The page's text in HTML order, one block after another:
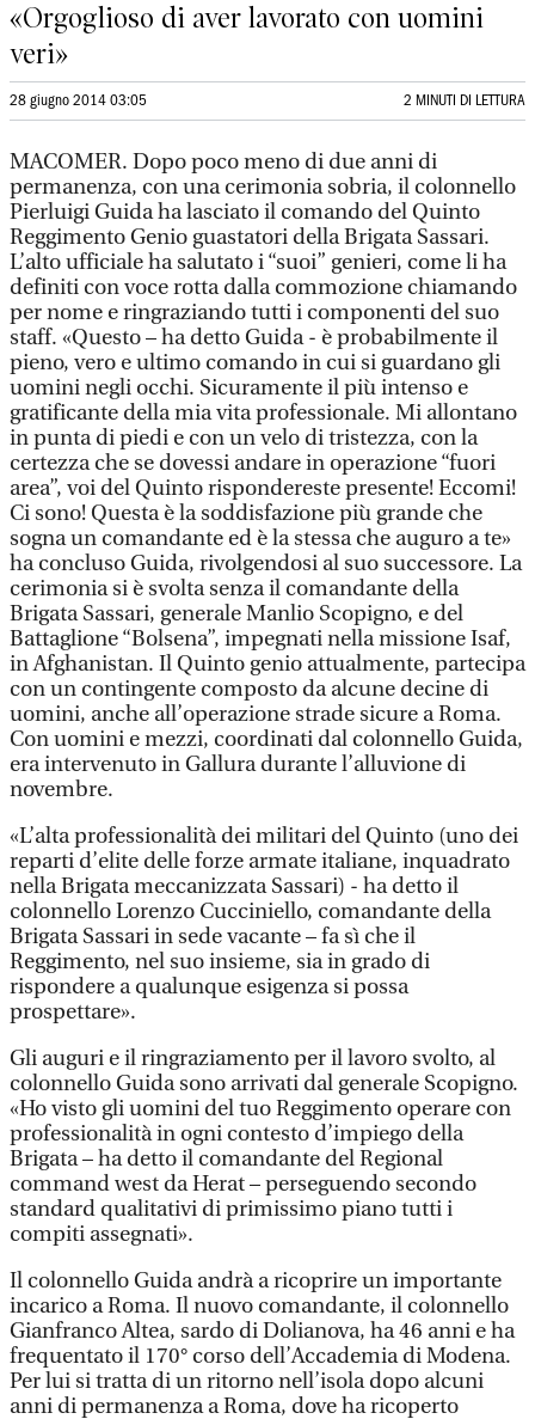
«Orgoglioso di aver lavorato con uomini
veri»
28 giugno 2014 03:05 2 MINUTI DI LETTURA
MACOMER. Dopo poco meno di due anni di
permanenza, con una cerimonia sobria, il colonnello
Pierluigi Guida ha lasciato il comando del Quinto
Reggimento Genio guastatori della Brigata Sassari.
L’alto ufficiale ha salutato i “suoi” genieri, come li ha
definiti con voce rotta dalla commozione chiamando
per nome e ringraziando tutti i componenti del suo
staff. «Questo – ha detto Guida - è probabilmente il
pieno, vero e ultimo comando in cui si guardano gli
uomini negli occhi. Sicuramente il più intenso e
gratificante della mia vita professionale. Mi allontano
in punta di piedi e con un velo di tristezza, con la
certezza che se dovessi andare in operazione “fuori
area”, voi del Quinto rispondereste presente! Eccomi!
Ci sono! Questa è la soddisfazione più grande che
sogna un comandante ed è la stessa che auguro a te»
ha concluso Guida, rivolgendosi al suo successore. La
cerimonia si è svolta senza il comandante della
Brigata Sassari, generale Manlio Scopigno, e del
Battaglione “Bolsena”, impegnati nella missione Isaf,
in Afghanistan. Il Quinto genio attualmente, partecipa
con un contingente composto da alcune decine di
uomini, anche all’operazione strade sicure a Roma.
Con uomini e mezzi, coordinati dal colonnello Guida,
era intervenuto in Gallura durante l’alluvione di
novembre.
«L’alta professionalità dei militari del Quinto (uno dei
reparti d’elite delle forze armate italiane, inquadrato
nella Brigata meccanizzata Sassari) - ha detto il
colonnello Lorenzo Cucciniello, comandante della
Brigata Sassari in sede vacante – fa sì che il
Reggimento, nel suo insieme, sia in grado di
rispondere a qualunque esigenza si possa
prospettare».
Gli auguri e il ringraziamento per il lavoro svolto, al
colonnello Guida sono arrivati dal generale Scopigno.
«Ho visto gli uomini del tuo Reggimento operare con
professionalità in ogni contesto d’impiego della
Brigata – ha detto il comandante del Regional
command west da Herat – perseguendo secondo
standard qualitativi di primissimo piano tutti i
compiti assegnati».
Il colonnello Guida andrà a ricoprire un importante
incarico a Roma. Il nuovo comandante, il colonnello
Gianfranco Altea, sardo di Dolianova, ha 46 anni e ha
frequentato il 170° corso dell’Accademia di Modena.
Per lui si tratta di un ritorno nell’isola dopo alcuni
anni di permanenza a Roma, dove ha ricoperto